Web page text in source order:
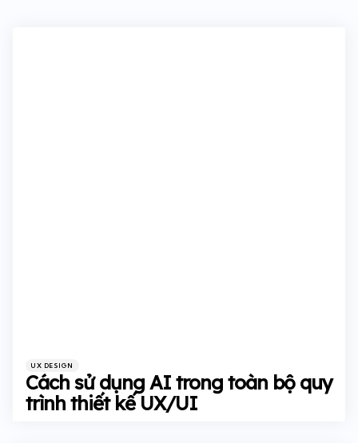
Categories
Posted
in
UX DESIGN
Cách sử dụng AI trong toàn bộ quy
trình thiết kế UX/UI